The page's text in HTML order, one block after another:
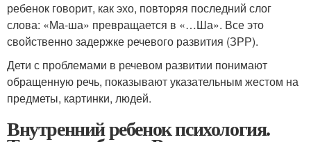
ребенок говорит, как эхо, повторяя последний слог
слова: «Ма-ша» превращается в «…Ша». Все это
свойственно задержке речевого развития (ЗРР).
Дети с проблемами в речевом развитии понимают
обращенную речь, показывают указательным жестом на
предметы, картинки, людей.
Внутренний ребенок психология.